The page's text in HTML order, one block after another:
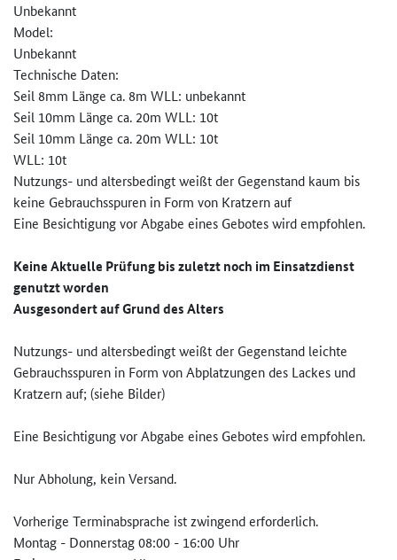
Unbekannt
Model:
Unbekannt
Technische Daten:
Seil 8mm Länge ca. 8m WLL: unbekannt
Seil 10mm Länge ca. 20m WLL: 10t
Seil 10mm Länge ca. 20m WLL: 10t
WLL: 10t
Nutzungs- und altersbedingt weißt der Gegenstand kaum bis
keine Gebrauchsspuren in Form von Kratzern auf
Eine Besichtigung vor Abgabe eines Gebotes wird empfohlen.
Keine Aktuelle Prüfung bis zuletzt noch im Einsatzdienst
genutzt worden
Ausgesondert auf Grund des Alters
Nutzungs- und altersbedingt weißt der Gegenstand leichte
Gebrauchsspuren in Form von Abplatzungen des Lackes und
Kratzern auf; (siehe Bilder)
Eine Besichtigung vor Abgabe eines Gebotes wird empfohlen.
Nur Abholung, kein Versand.
Vorherige Terminabsprache ist zwingend erforderlich.
Montag - Donnerstag 08:00 - 16:00 Uhr